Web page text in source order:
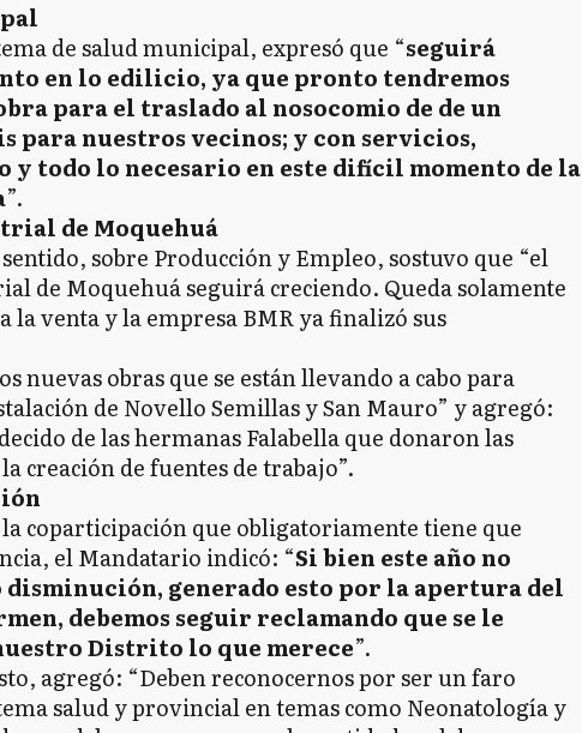
de salud municipal, expresó que “seguirá
en lo edilicio, ya que pronto tendremos
para el traslado al nosocomio de de un
para nuestros vecinos; y con servicios,
y todo lo necesario en este difícil momento de la
”.
de Moquehuá
sobre Producción y Empleo, sostuvo que “el
de Moquehuá seguirá creciendo. Queda solamente
la venta y la empresa BMR ya finalizó sus
nuevas obras que se están llevando a cabo para
de Novello Semillas y San Mauro” y agregó:
de las hermanas Falabella que donaron las
creación de fuentes de trabajo”.
la coparticipación que obligatoriamente tiene que
el Mandatario indicó: “Si bien este año no
disminución, generado esto por la apertura del
debemos seguir reclamando que se le
Distrito lo que merece”.
agregó: “Deben reconocernos por ser un faro
salud y provincial en temas como Neonatología y